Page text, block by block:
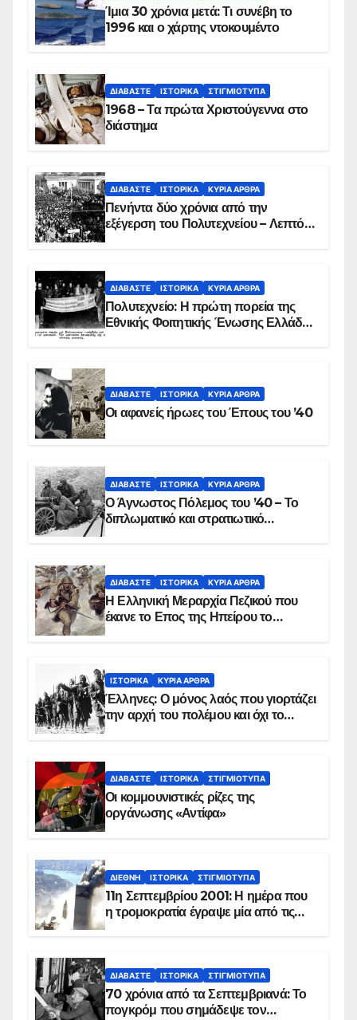
Ίμια 30 χρόνια μετά: Τι συνέβη το
1996 και ο χάρτης ντοκουμέντο
ΔΙΑΒΆΣΤΕ ΙΣΤΟΡΙΚΆ ΣΤΙΓΜΙΌΤΥΠΑ
1968 – Τα πρώτα Χριστούγεννα στο
διάστημα
ΔΙΑΒΆΣΤΕ ΙΣΤΟΡΙΚΆ ΚΥΡΙΑ ΑΡΘΡΑ
Πενήντα δύο χρόνια από την
εξέγερση του Πολυτεχνείου – Λεπτό
ΔΙΑΒΆΣΤΕ ΙΣΤΟΡΙΚΆ ΚΥΡΙΑ ΑΡΘΡΑ
Πολυτεχνείο: Η πρώτη πορεία της
Εθνικής Φοιτητικής Ένωσης Ελλάδος
ΔΙΑΒΆΣΤΕ ΙΣΤΟΡΙΚΆ ΚΥΡΙΑ ΑΡΘΡΑ
Οι αφανείς ήρωες του Έπους του ’40
ΔΙΑΒΆΣΤΕ ΙΣΤΟΡΙΚΆ ΚΥΡΙΑ ΑΡΘΡΑ
Ο Άγνωστος Πόλεμος του ’40 – Το
διπλωματικό και στρατιωτικό
ΔΙΑΒΆΣΤΕ ΙΣΤΟΡΙΚΆ ΚΥΡΙΑ ΑΡΘΡΑ
Η Ελληνική Μεραρχία Πεζικού που
έκανε το Επος της Ηπείρου το
ΙΣΤΟΡΙΚΆ ΚΥΡΙΑ ΑΡΘΡΑ
Έλληνες: Ο μόνος λαός που γιορτάζει
την αρχή του πολέμου και όχι το
ΔΙΑΒΆΣΤΕ ΙΣΤΟΡΙΚΆ ΣΤΙΓΜΙΌΤΥΠΑ
Οι κομμουνιστικές ρίζες της
οργάνωσης «Αντίφα»
ΔΙΕΘΝΉ ΙΣΤΟΡΙΚΆ ΣΤΙΓΜΙΌΤΥΠΑ
11η Σεπτεμβρίου 2001: Η ημέρα που
η τρομοκρατία έγραψε μία από τις
ΔΙΑΒΆΣΤΕ ΙΣΤΟΡΙΚΆ ΣΤΙΓΜΙΌΤΥΠΑ
70 χρόνια από τα Σεπτεμβριανά: Το
πογκρόμ που σημάδεψε τον